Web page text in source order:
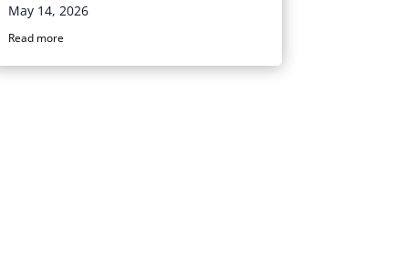
May 14, 2026
Read more